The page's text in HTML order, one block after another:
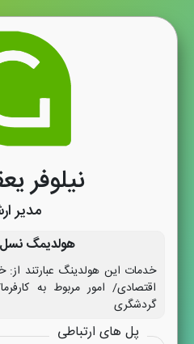
نیلوفر
مدیر
هولدیمگ نسل
خدمات این هولدینگ عبارتند
اقتصادی/ امور مربوط به
گردشگری
پل های ارتباطی